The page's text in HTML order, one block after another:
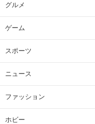
グルメ
ゲーム
スポーツ
ニュース
ファッション
ホビー